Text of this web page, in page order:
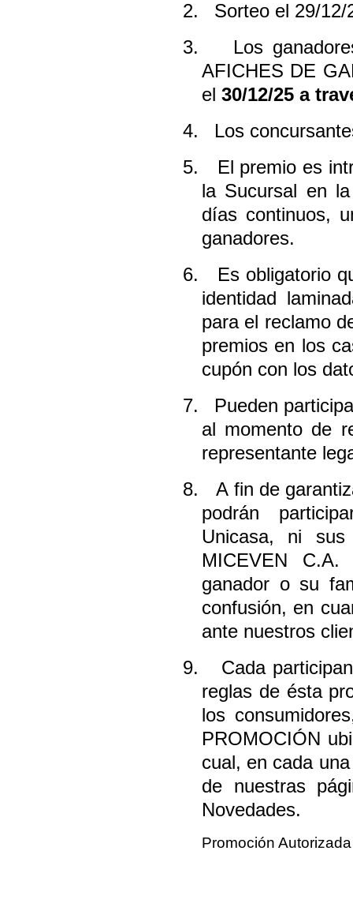
2.
Sorteo el 29/
3.
Los
AFICHES DE
el 30/12/25 a
4.
Los
5.
El premio es
la Sucursal en
días continuos,
ganadores.
6.
Es obligatorio
identidad
para el reclamo
premios en los
cupón con los
7.
Pueden
al momento de
representante
8.
A fin de
podrán
Unicasa, ni
MICEVEN C.A.
ganador o su
confusión, en
ante nuestros
9.
Cada
reglas de ésta
los
PROMOCIÓN
cual, en cada
de nuestras
Novedades.
Promoción